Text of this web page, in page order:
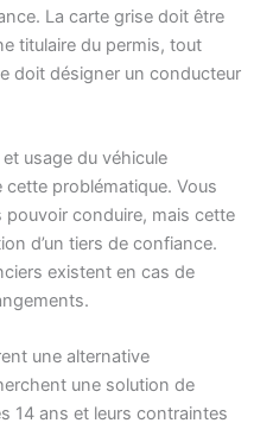
La carte grise doit être
titulaire du permis, tout
doit désigner un conducteur
usage du véhicule
problématique. Vous
conduire, mais cette
d’un tiers de confiance.
existent en cas de
une alternative
une solution de
14 ans et leurs contraintes